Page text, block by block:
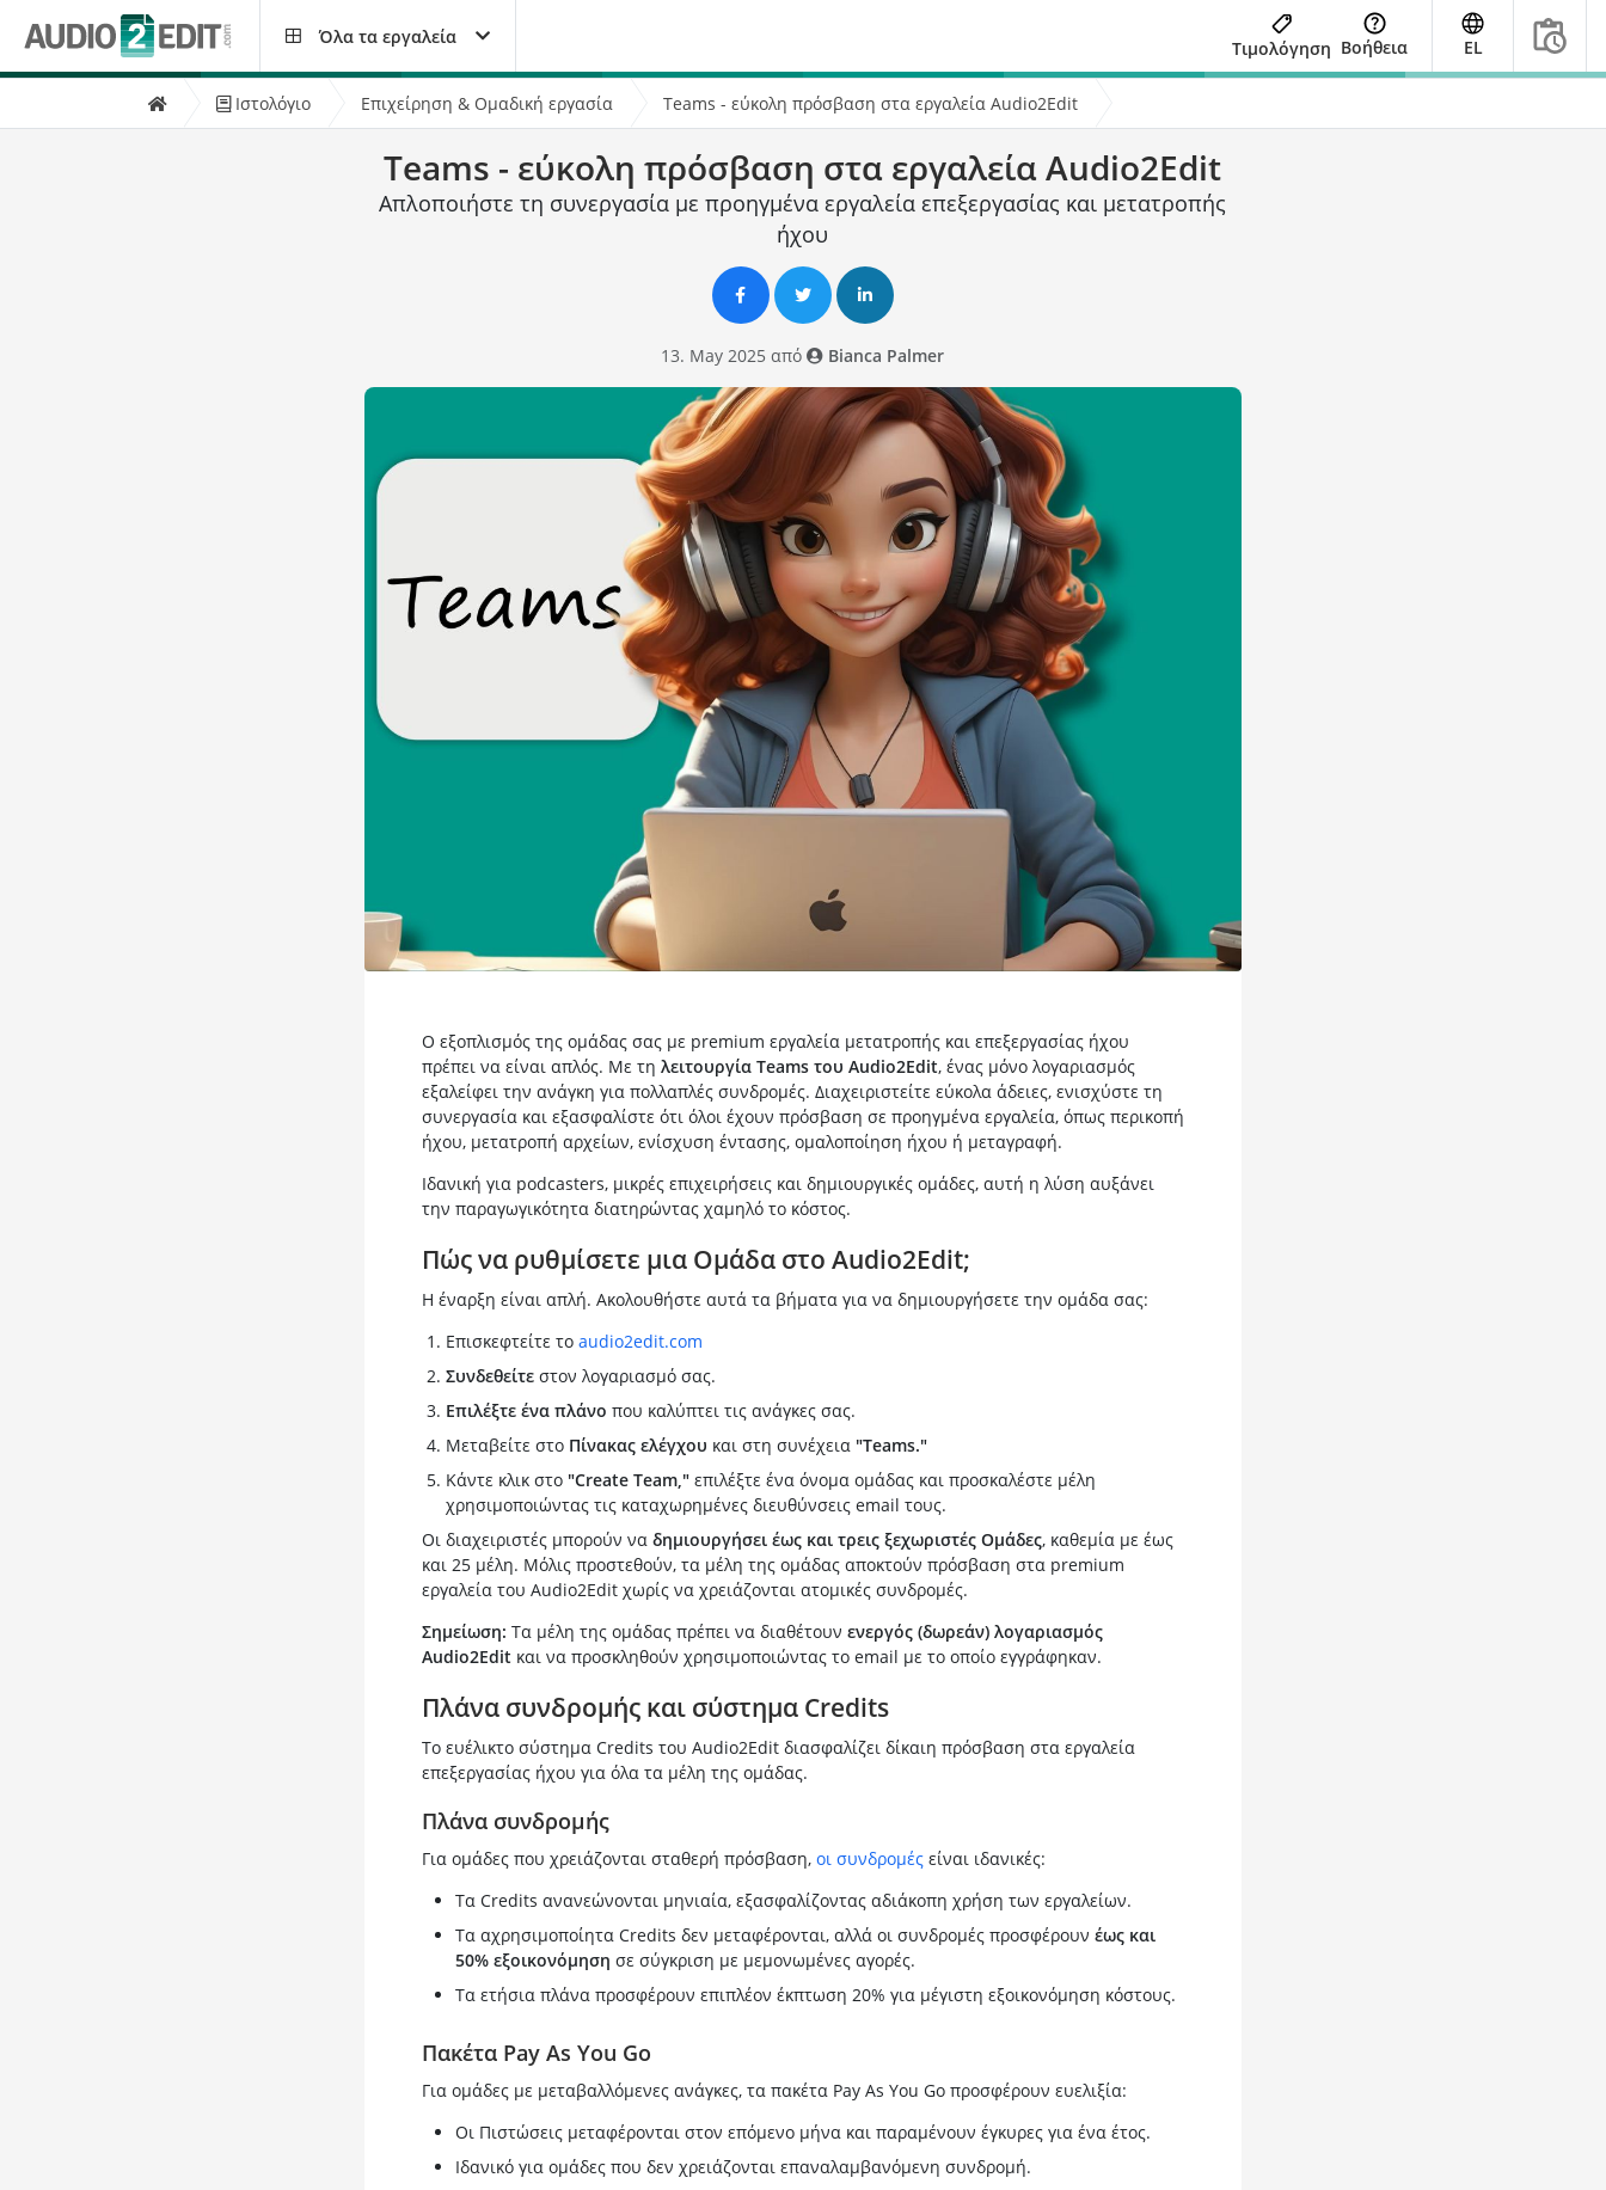
Όλα τα εργαλεία
Τιμολόγηση Βοήθεια EL
Ιστολόγιο Επιχείρηση & Ομαδική εργασία Teams - εύκολη πρόσβαση στα εργαλεία Audio2Edit
Teams - εύκολη πρόσβαση στα εργαλεία Audio2Edit
Απλοποιήστε τη συνεργασία με προηγμένα εργαλεία επεξεργασίας και μετατροπής
ήχου
13. May 2025 από Bianca Palmer
Ο εξοπλισμός της ομάδας σας με premium εργαλεία μετατροπής και επεξεργασίας ήχου
πρέπει να είναι απλός. Με τη λειτουργία Teams του Audio2Edit, ένας μόνο λογαριασμός
εξαλείφει την ανάγκη για πολλαπλές συνδρομές. Διαχειριστείτε εύκολα άδειες, ενισχύστε τη
συνεργασία και εξασφαλίστε ότι όλοι έχουν πρόσβαση σε προηγμένα εργαλεία, όπως περικοπή
ήχου, μετατροπή αρχείων, ενίσχυση έντασης, ομαλοποίηση ήχου ή μεταγραφή.
Ιδανική για podcasters, μικρές επιχειρήσεις και δημιουργικές ομάδες, αυτή η λύση αυξάνει
την παραγωγικότητα διατηρώντας χαμηλό το κόστος.
Πώς να ρυθμίσετε μια Ομάδα στο Audio2Edit;
Η έναρξη είναι απλή. Ακολουθήστε αυτά τα βήματα για να δημιουργήσετε την ομάδα σας:
Επισκεφτείτε το audio2edit.com
Συνδεθείτεστον λογαριασμό σας.
Επιλέξτε ένα πλάνο που καλύπτει τις ανάγκες σας.
Μεταβείτε στο Πίνακας ελέγχου και στη συνέχεια "Teams."
Κάντε κλικ στο "Create Team,"επιλέξτε ένα όνομα ομάδας και προσκαλέστε μέλη
χρησιμοποιώντας τις καταχωρημένες διευθύνσεις email τους.
Οι διαχειριστές μπορούν να δημιουργήσει έως και τρεις ξεχωριστές Ομάδες, καθεμία με έως
και 25 μέλη. Μόλις προστεθούν, τα μέλη της ομάδας αποκτούν πρόσβαση στα premium
εργαλεία του Audio2Edit χωρίς να χρειάζονται ατομικές συνδρομές.
Σημείωση: Τα μέλη της ομάδας πρέπει να διαθέτουν ενεργός (δωρεάν) λογαριασμός
Audio2Editκαι να προσκληθούν χρησιμοποιώντας το email με το οποίο εγγράφηκαν.
Πλάνα συνδρομής και σύστημα Credits
Το ευέλικτο σύστημα Credits του Audio2Edit διασφαλίζει δίκαιη πρόσβαση στα εργαλεία
επεξεργασίας ήχου για όλα τα μέλη της ομάδας.
Πλάνα συνδρομής
Για ομάδες που χρειάζονται σταθερή πρόσβαση, οι συνδρομέςείναι ιδανικές:
Τα Credits ανανεώνονται μηνιαία, εξασφαλίζοντας αδιάκοπη χρήση των εργαλείων.
Τα αχρησιμοποίητα Credits δεν μεταφέρονται, αλλά οι συνδρομές προσφέρουν έως και
50% εξοικονόμηση σε σύγκριση με μεμονωμένες αγορές.
Τα ετήσια πλάνα προσφέρουν επιπλέον έκπτωση 20% για μέγιστη εξοικονόμηση κόστους.
Πακέτα Pay As You Go
Για ομάδες με μεταβαλλόμενες ανάγκες, τα πακέτα Pay As You Go προσφέρουν ευελιξία:
Οι Πιστώσεις μεταφέρονται στον επόμενο μήνα και παραμένουν έγκυρες για ένα έτος.
Ιδανικό για ομάδες που δεν χρειάζονται επαναλαμβανόμενη συνδρομή.